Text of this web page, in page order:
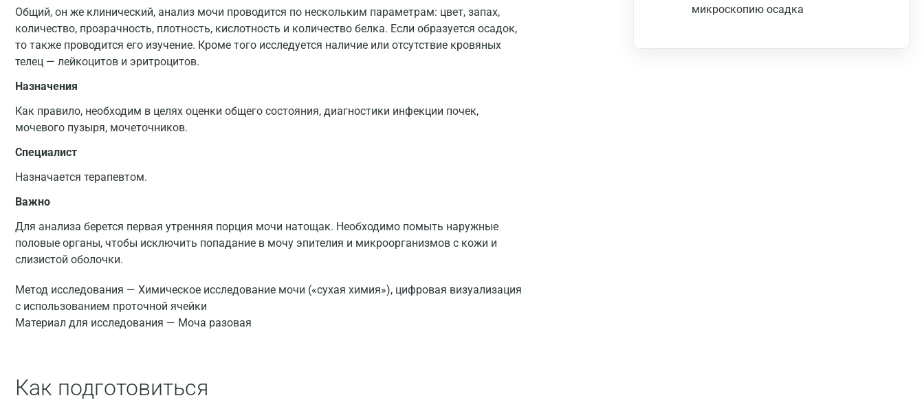
Общий, он же клинический, анализ мочи проводится по нескольким параметрам: цвет, запах,
количество, прозрачность, плотность, кислотность и количество белка. Если образуется осадок,
то также проводится его изучение. Кроме того исследуется наличие или отсутствие кровяных
телец — лейкоцитов и эритроцитов.
Назначения
Как правило, необходим в целях оценки общего состояния, диагностики инфекции почек,
мочевого пузыря, мочеточников.
Специалист
Назначается терапевтом.
Важно
Для анализа берется первая утренняя порция мочи натощак. Необходимо помыть наружные
половые органы, чтобы исключить попадание в мочу эпителия и микроорганизмов с кожи и
слизистой оболочки.
Метод исследования — Химическое исследование мочи («сухая химия»), цифровая визуализация
с использованием проточной ячейки
Материал для исследования — Моча разовая
Как подготовиться
микроскопию осадка